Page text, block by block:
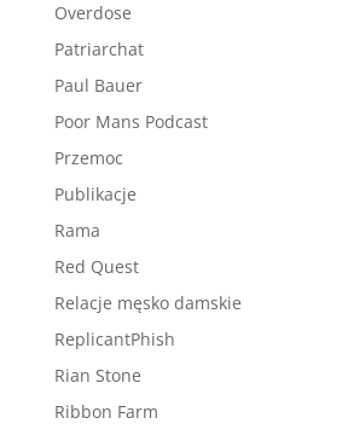
Overdose
Patriarchat
Paul Bauer
Poor Mans Podcast
Przemoc
Publikacje
Rama
Red Quest
Relacje męsko damskie
ReplicantPhish
Rian Stone
Ribbon Farm